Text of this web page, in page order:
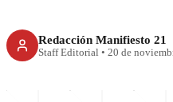
Redacción Manifiesto 21
Staff Editorial • 20 de